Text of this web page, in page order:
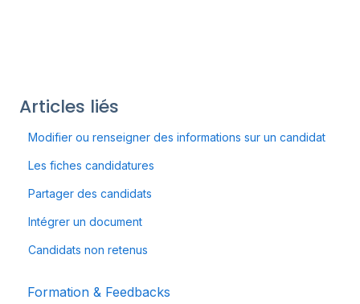
Articles liés
Modifier ou renseigner des informations sur un candidat
Les fiches candidatures
Partager des candidats
Intégrer un document
Candidats non retenus
Formation & Feedbacks